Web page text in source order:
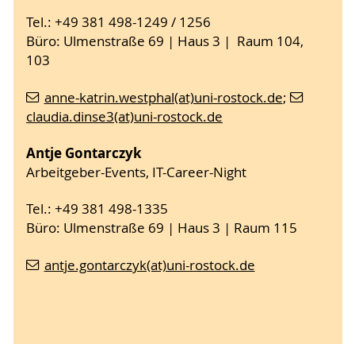
Tel.: +49 381 498-1249 / 1256
Büro: Ulmenstraße 69 | Haus 3 | Raum 104,
103
anne-katrin.westphal(at)uni-rostock.de;
claudia.dinse3(at)uni-rostock.de
Antje Gontarczyk
Arbeitgeber-Events, IT-Career-Night
Tel.: +49 381 498-1335
Büro: Ulmenstraße 69 | Haus 3 | Raum 115
antje.gontarczyk(at)uni-rostock.de